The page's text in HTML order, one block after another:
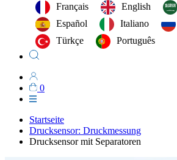
Français
English
Español
Italiano
Türkçe
Português
0
Startseite
Drucksensor: Druckmessung
Drucksensor mit Separatoren